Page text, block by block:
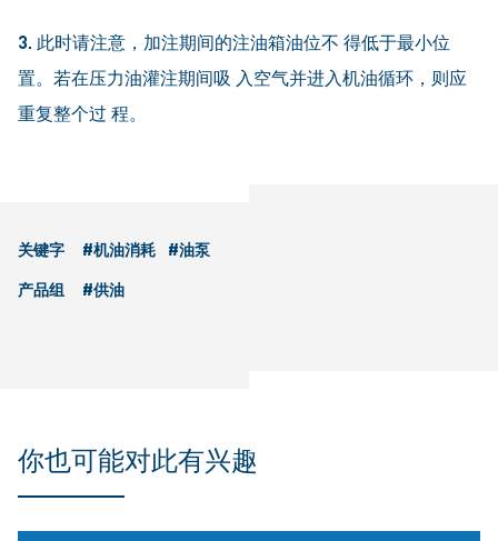
3. 此时请注意，加注期间的注油箱油位不 得低于最小位
置。若在压力油灌注期间吸 入空气并进入机油循环，则应
重复整个过 程。
关键字 #机油消耗
#油泵
产品组
#供油
你也可能对此有兴趣